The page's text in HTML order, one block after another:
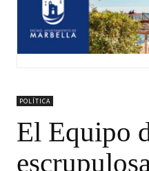
POLÍTICA
El Equipo